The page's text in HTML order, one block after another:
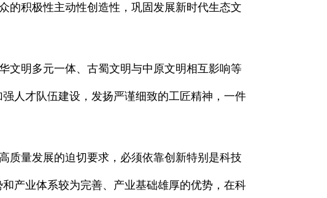
积极性主动性创造性，巩固发展新时代生态文
明多元一体、古蜀文明与中原文明相互影响等
人才队伍建设，发扬严谨细致的工匠精神，一件
量发展的迫切要求，必须依靠创新特别是科技
产业体系较为完善、产业基础雄厚的优势，在科